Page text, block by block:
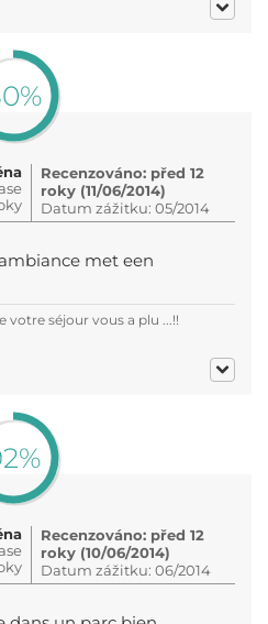
Recenzováno: před 12
roky (11/06/2014)
Datum zážitku: 05/2014
met een
votre séjour vous a plu ...!!
Recenzováno: před 12
roky (10/06/2014)
Datum zážitku: 06/2014